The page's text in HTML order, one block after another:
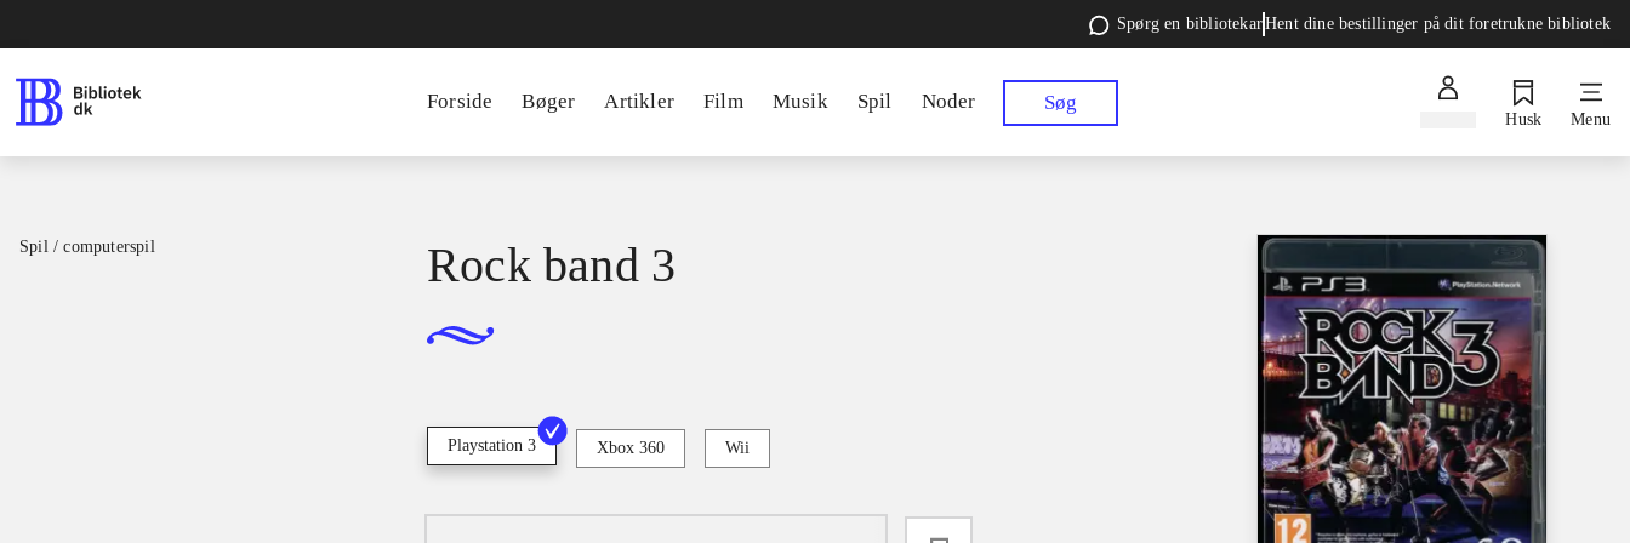
Spørg en bibliotekarHent dine bestillinger på dit foretrukne bibliotek
Forside Bøger Artikler Film Musik Spil Noder Søg
Husk Menu
Spil / computerspil Rock band 3
Playstation 3 Xbox 360 Wii